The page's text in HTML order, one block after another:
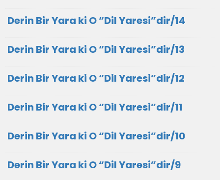
Derin Bir Yara ki O “Dil Yaresi”dir/14
Derin Bir Yara ki O “Dil Yaresi”dir/13
Derin Bir Yara ki O “Dil Yaresi”dir/12
Derin Bir Yara ki O “Dil Yaresi”dir/11
Derin Bir Yara ki O “Dil Yaresi”dir/10
Derin Bir Yara ki O “Dil Yaresi”dir/9